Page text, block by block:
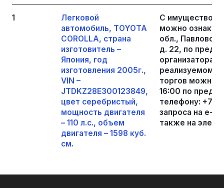
1
Легковой
автомобиль, TOYOTA
COROLLA, страна
изготовитель –
Япония, год
изготовления 2005г.,
VIN –
JTDKZ28E300123849,
цвет серебристый,
мощность двигателя
– 110 л.с., объем
двигателя – 1598 куб.
см.
С имуществом,
можно
обл.,
д. 22, по
организатора
реализуемом
торгов можно
16:00 по
телефону:
запроса на е-
также на